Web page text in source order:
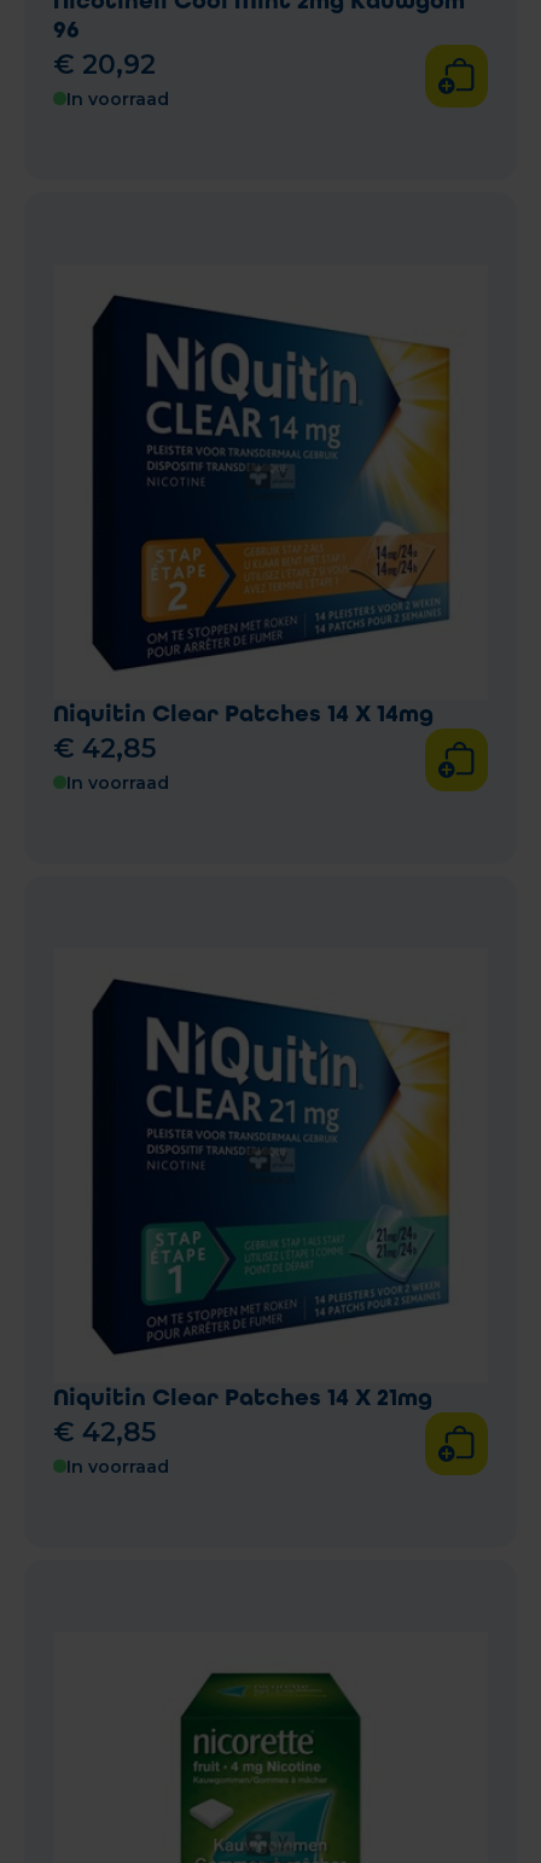
96
€ 20,92
In voorraad
Niquitin Clear Patches 14 X 14mg
€ 42,85
In voorraad
Niquitin Clear Patches 14 X 21mg
€ 42,85
In voorraad